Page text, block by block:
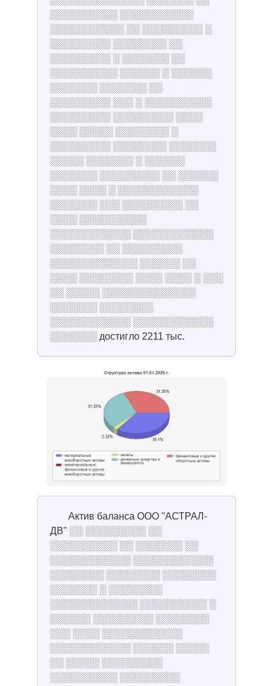
░░░░░░░░░░ ░░░░░░░░░░░
░░░░░░░░░░░ ░░ ░░░░░░░░░ ░
░░░░░░░░░ ░░░░░░░░ ░░
░░░░░░░░░ ░ ░░░░░░░ ░░
░░░░░░░░░░ ░░░░░░ ░ ░░░░░░
░░░░░░░ ░░░░░░░ ░░
░░░░░░░░░ ░░░ ░ ░░░░░░░░░░
░░░░░░░░░ ░░░░░░░░░ ░░░░
░░░░ ░░░░░ ░░░░░░░░ ░
░░░░░░░░░ ░░░░░░░░ ░░░░░░░
░░░░░ ░░░░░░░ ░ ░░░░░░
░░░░░░░ ░░░░░░░░░ ░░ ░░░░░░
░░░░ ░░░░ ░ ░░░░░░░░░░░░
░░░░░░░ ░░░ ░░░░░░░░░ ░░
░░░░ ░░░░░░░░░░
░░░░░░░░░░░░ ░░░░░░░░░░░░
░░░░░░░░ ░░ ░░░░░░░░░
░░░░░░░░░░░░░ ░░░░░░ ░░
░░░░ ░░░░░░░░ ░░░░ ░░░░ ░ ░░░
░░ ░░░░░ ░░░░░░░░░░░░░░
░░░░░░░ ░░░░░░░░
░░░░░░░░░░░░ ░░░░░░░░░░░░
░░░░░░░ достигло 2211 тыс.
Актив баланса ООО "АСТРАЛ-
ДВ" ░░ ░░░░░░░░░ ░░
░░░░░░░░░░ ░░ ░░░░░░░ ░░
░░░░░░░░░░░░ ░░░░░░░░░░░░
░░░░░░░░ ░░░░░░░░ ░░░░░░░░
░░░░░░░ ░ ░░░░░░░░
░░░░░░░░░░░░░ ░░░░░░░░░░ ░
░░░░░░ ░░░░░░░░░ ░░░░░░░░
░░░ ░░░░ ░░░░░░░░░░░░
░░░░░░░░░░░░ ░░░░░░ ░░░░░
░░ ░░░░░ ░░░░░░░░░
░░░░░░░░░░ ░░░░░░░░░